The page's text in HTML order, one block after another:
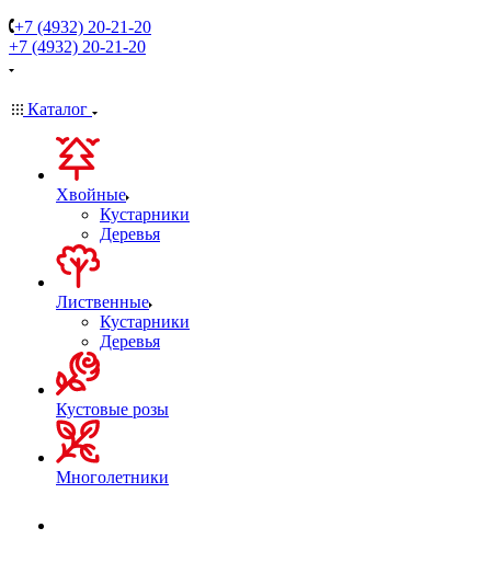
+7 (4932) 20-21-20
+7 (4932) 20-21-20
Каталог
Хвойные
Кустарники
Деревья
Лиственные
Кустарники
Деревья
Кустовые розы
Многолетники